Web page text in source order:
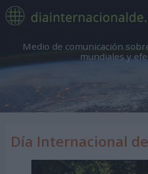
Medio de comunicación
mundiales y
Día Internacional